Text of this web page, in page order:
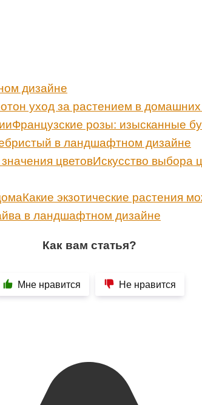
дизайне
уход за растением в домашних
Французские розы: изысканные
в ландшафтном дизайне
Искусство выбора
Какие экзотические растения
в ландшафтном дизайне
Как вам статья?
Мне нравится Не нравится